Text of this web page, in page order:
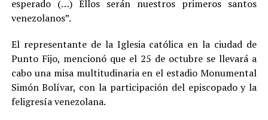
esperado (…) Ellos serán nuestros primeros santos
venezolanos”.
El representante de la Iglesia católica en la ciudad de
Punto Fijo, mencionó que el 25 de octubre se llevará a
cabo una misa multitudinaria en el estadio Monumental
Simón Bolívar, con la participación del episcopado y la
feligresía venezolana.